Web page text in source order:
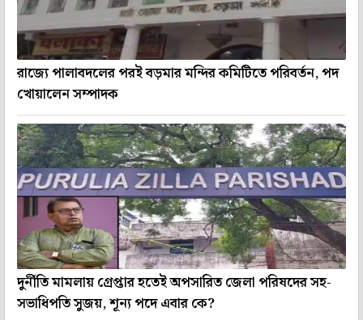
রাজ্যে পালাবদলের পরই বড়মার মন্দির কমিটিতে পরিবর্তন, পদ
খোয়ালেন সম্পাদক
দুর্নীতি মামলায় গ্রেপ্তার হতেই অপসারিত জেলা পরিষদের সহ-
সভাধিপতি সুজয়, শূন্য পদে এবার কে?